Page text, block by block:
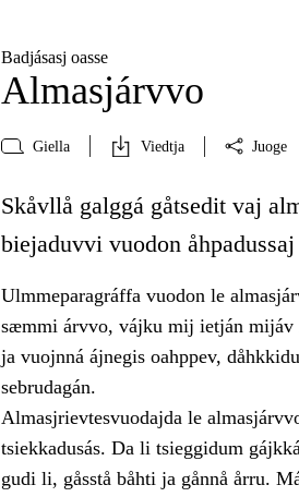
Badjásasj oasse
Almasjárvvo
Giella Viedtja Juoge
Skåvllå galggá gåtsedit vaj
biejaduvvi vuodon
Ulmmeparagráffa vuodon le
sæmmi árvvo, vájku mij ietján mijáv
ja vuojnná ájnegis oahppev,
sebrudagán.
Almasjrievtesvuodajda le
tsiekkadusás. Da li tsieggidum
gudi li, gåsstå båhti ja gånnå årru.